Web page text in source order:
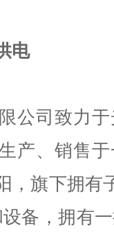
电
公司致力
产、销售
旗下拥有
备，拥有